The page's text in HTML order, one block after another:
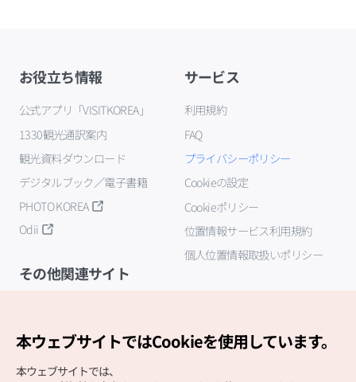
お役立ち情報
公式アプリ「VISITKOREA」
1330観光通訳案内
観光資料ダウンロード
デジタルブック／電子書籍
PHOTO KOREA
Odii
サービス
利用規約
FAQ
プライバシーポリシー
Cookieの設定
Cookieポリシー
位置情報サービス利用規約
個人位置情報取扱いポリシー
その他関連サイト
本ウェブサイトではCookieを使用しています。
本ウェブサイトでは、